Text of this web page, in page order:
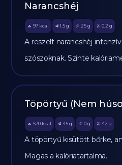
Narancshéj
🔥 97 kcal 🥩 1.5 g 🥔 25g 🫒 0.2 g
A reszelt narancshéj
szószoknak. Szinte
Töpörtyű (Nem
🔥 570 kcal 🥩 45 g 🥔 0g 🫒 42 g
A töpörtyű kisütött bőrke,
Magas a kalóriatartalma.